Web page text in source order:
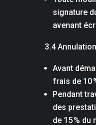
signature
avenant
3.4
Avant
frais de 10
Pendant
des
de 15 % du